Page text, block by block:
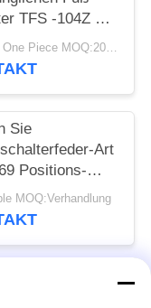
TFS -104Z mit
USD 16 One Piece MOQ:20pcs
Sie
Art
Positions-
TZ8169
MOQ:Verhandlung